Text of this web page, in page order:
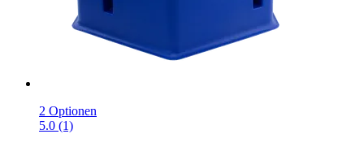
2 Optionen
5.0 (1)